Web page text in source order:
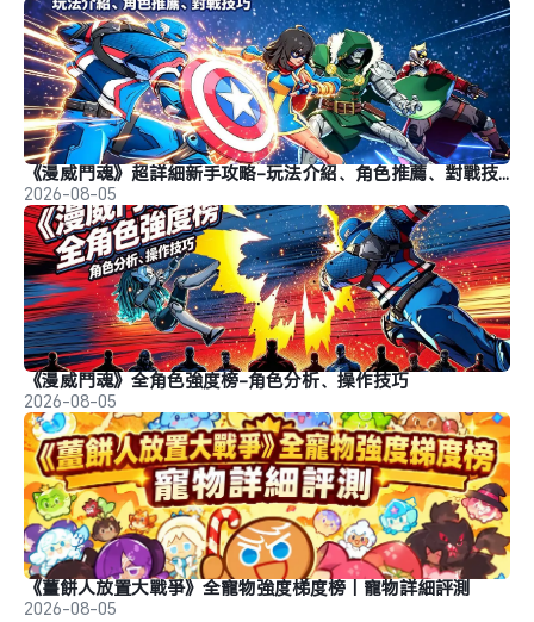
《漫威鬥魂》超詳細新手攻略-玩法介紹、角色推薦、對戰技巧
2026-08-05
《漫威鬥魂》全角色強度榜-角色分析、操作技巧
2026-08-05
《薑餅人放置大戰爭》全寵物強度梯度榜｜寵物詳細評測
2026-08-05